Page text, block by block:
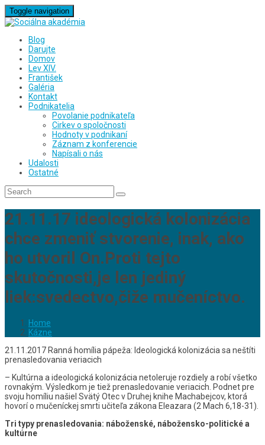
Toggle navigation
Blog
Darujte
Domov
Lev XIV.
František
Galéria
Kontakt
Podnikatelia
Povolanie podnikateľa
Cirkev o spoločnosti
Hodnoty v podnikaní
Záznam z konferencie
Napísali o nás
Udalosti
Ostatné
21.11.17 ideologická kolonizácia
chce zmeniť stvorenie, inak, ako
ho utvoril On.Proti tejto
skutočnosti,je len jediný
liek:svedectvo,čiže mučeníctvo.
Home
Kázne
21.11.2017 Ranná homília pápeža: Ideologická kolonizácia sa neštíti
prenasledovania veriacich
– Kultúrna a ideologická kolonizácia netoleruje rozdiely a robí všetko
rovnakým. Výsledkom je tiež prenasledovanie veriacich. Podnet pre
svoju homíliu našiel Svätý Otec v Druhej knihe Machabejcov, ktorá
hovorí o mučeníckej smrti učiteľa zákona Eleazara (2 Mach 6,18-31).
Tri typy prenasledovania: náboženské, nábožensko-politické a
kultúrne